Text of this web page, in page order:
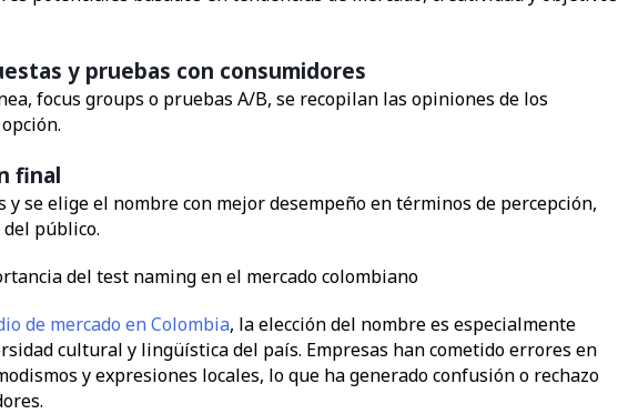
y pruebas con consumidores
focus groups o pruebas A/B, se recopilan las opiniones de los
final
y se elige el nombre con mejor desempeño en términos de percepción,
público.
del test naming en el mercado colombiano
de mercado en Colombia, la elección del nombre es especialmente
cultural y lingüística del país. Empresas han cometido errores en
y expresiones locales, lo que ha generado confusión o rechazo